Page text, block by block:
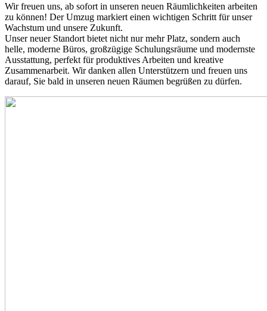
Wir freuen uns, ab sofort in unseren neuen Räumlichkeiten arbeiten
zu können! Der Umzug markiert einen wichtigen Schritt für unser
Wachstum und unsere Zukunft.
Unser neuer Standort bietet nicht nur mehr Platz, sondern auch
helle, moderne Büros, großzügige Schulungsräume und modernste
Ausstattung, perfekt für produktives Arbeiten und kreative
Zusammenarbeit. Wir danken allen Unterstützern und freuen uns
darauf, Sie bald in unseren neuen Räumen begrüßen zu dürfen.